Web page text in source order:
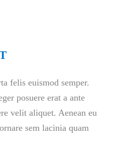
felis euismod semper.
posuere erat a ante
velit aliquet. Aenean eu
sem lacinia quam